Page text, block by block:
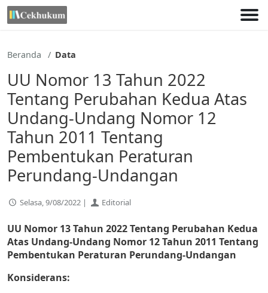
Lewati
ke
Beranda Data
UU Nomor 13 Tahun 2022
Tentang Perubahan Kedua Atas
Undang-Undang Nomor 12
Tahun 2011 Tentang
Pembentukan Peraturan
Perundang-Undangan
Selasa, 9/08/2022 | Editorial
UU Nomor 13 Tahun 2022 Tentang Perubahan Kedua
Atas Undang-Undang Nomor 12 Tahun 2011 Tentang
Pembentukan Peraturan Perundang-Undangan
Konsiderans: